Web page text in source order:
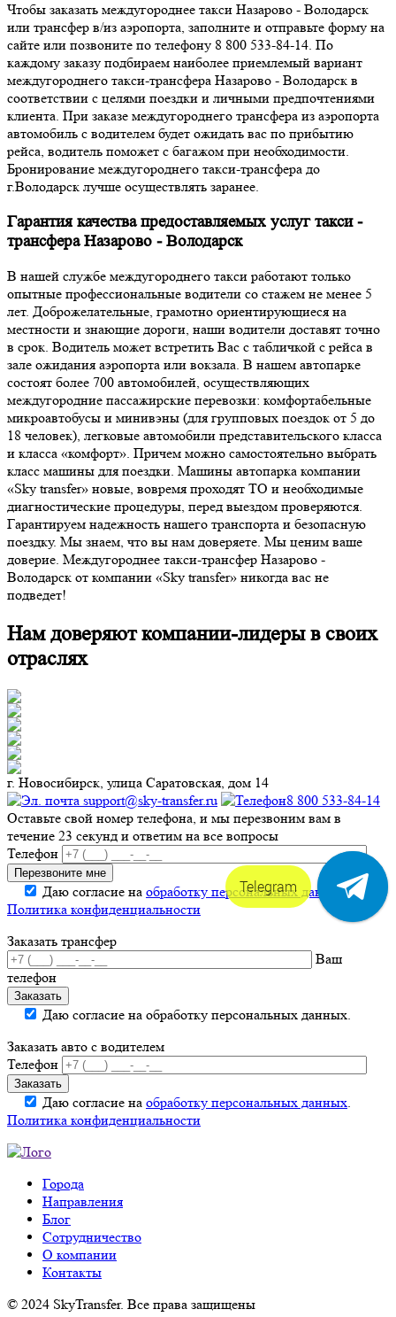
Чтобы заказать междугороднее такси Назарово - Володарск
или трансфер в/из аэропорта, заполните и отправьте форму на
сайте или позвоните по телефону 8 800 533-84-14. По
каждому заказу подбираем наиболее приемлемый вариант
междугороднего такси-трансфера Назарово - Володарск в
соответствии с целями поездки и личными предпочтениями
клиента. При заказе междугороднего трансфера из аэропорта
автомобиль с водителем будет ожидать вас по прибытию
рейса, водитель поможет с багажом при необходимости.
Бронирование междугороднего такси-трансфера до
г.Володарск лучше осуществлять заранее.
Гарантия качества предоставляемых услуг такси -
трансфера Назарово - Володарск
В нашей службе междугороднего такси работают только
опытные профессиональные водители со стажем не менее 5
лет. Доброжелательные, грамотно ориентирующиеся на
местности и знающие дороги, наши водители доставят точно
в срок. Водитель может встретить Вас с табличкой с рейса в
зале ожидания аэропорта или вокзала. В нашем автопарке
состоят более 700 автомобилей, осуществляющих
междугородние пассажирские перевозки: комфортабельные
микроавтобусы и минивэны (для групповых поездок от 5 до
18 человек), легковые автомобили представительского класса
и класса «комфорт». Причем можно самостоятельно выбрать
класс машины для поездки. Машины автопарка компании
«Sky transfer» новые, вовремя проходят ТО и необходимые
диагностические процедуры, перед выездом проверяются.
Гарантируем надежность нашего транспорта и безопасную
поездку. Мы знаем, что вы нам доверяете. Мы ценим ваше
доверие. Междугороднее такси-трансфер Назарово -
Володарск от компании «Sky transfer» никогда вас не
подведет!
Нам доверяют компании-лидеры в своих
отраслях
г. Новосибирск, улица Саратовская, дом 14
support@sky-transfer.ru
8 800 533-84-14
Оставьте свой номер телефона, и мы перезвоним вам в
течение 23 секунд и ответим на все вопросы
Телефон
Даю согласие на обработку персональных данных.
Политика конфиденциальности
Заказать трансфер
Ваш
телефон
Даю согласие на обработку персональных данных.
Заказать авто с водителем
Телефон
Даю согласие на обработку персональных данных.
Политика конфиденциальности
Города
Направления
Блог
Сотрудничество
О компании
Контакты
© 2024 SkyTransfer. Все права защищены
Telegram